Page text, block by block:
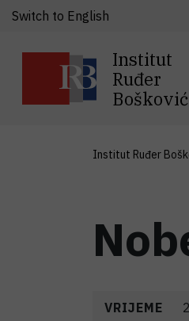
Institut
Ruđer
Bošković
Switch to English
Institut Ruđer
VRIJEME